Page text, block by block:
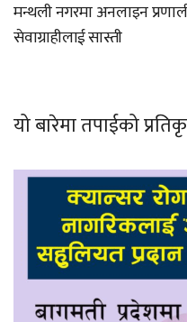
मन्थली नगरमा अनलाइन
सेवाग्राहीलाई सास्ती
यो बारेमा तपाईको